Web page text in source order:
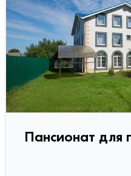
Пансионат для